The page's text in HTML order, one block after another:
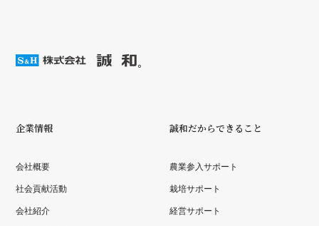
企業情報
会社概要
社会貢献活動
会社紹介
誠和だからできること
農業参入サポート
栽培サポート
経営サポート